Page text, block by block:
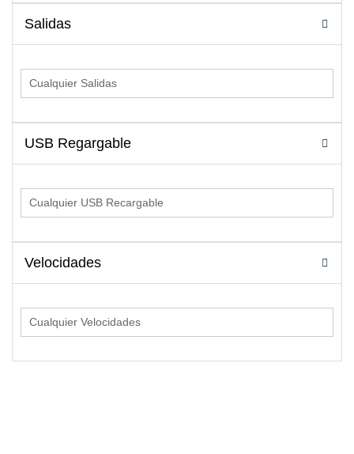
Salidas
USB Regargable
Velocidades